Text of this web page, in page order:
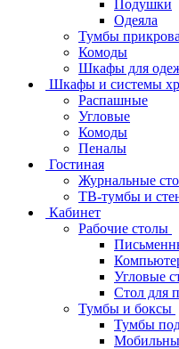
Подушки
Одеяла
Тумбы
Комоды
Шкафы для
Шкафы и системы
Распашные
Угловые
Комоды
Пеналы
Гостиная
Журнальные
ТВ‑тумбы и
Кабинет
Рабочие столы
Угловые
Стол для
Тумбы и боксы
Тумбы